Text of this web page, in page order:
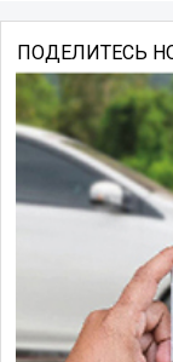
ПОДЕЛИТЕСЬ